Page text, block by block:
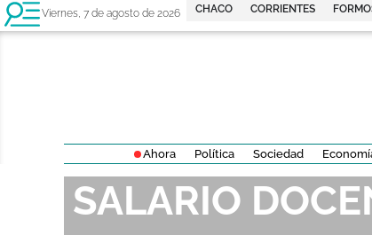
Viernes, 7 de agosto de 2026 CHACO CORRIENTES
Ahora Política Sociedad
SALARIO